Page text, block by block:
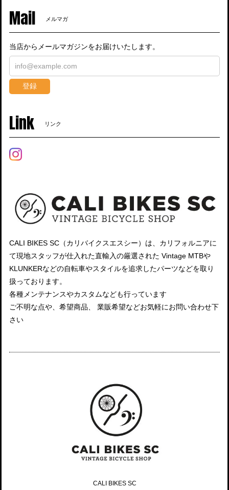
Mail メルマガ
当店からメールマガジンをお届けいたします。
登録
Link リンク
CALI BIKES SC（カリバイクスエスシー）は、カリフォルニアに
て現地スタッフが仕入れた直輸入の厳選された Vintage MTBや
KLUNKERなどの自転車やスタイルを追求したパーツなどを取り
扱っております。
各種メンテナンスやカスタムなども行っています
ご不明な点や、希望商品、 業販希望などお気軽にお問い合わせ下
さい
CALI BIKES SC